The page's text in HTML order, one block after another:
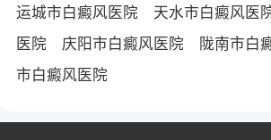
运城市白癜风医院
天水市白癜风医
医院
庆阳市白癜风医院 陇南市白
市白癜风医院